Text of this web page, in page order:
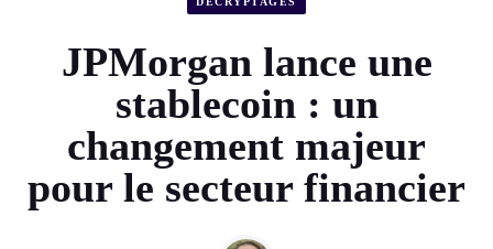
JPMorgan lance une
stablecoin : un
changement majeur
pour le secteur financier